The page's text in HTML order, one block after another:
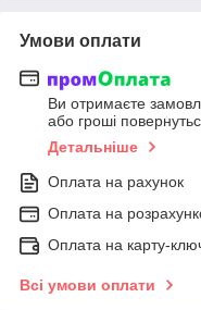
Умови оплати
Ви отримаєте
або гроші
Детальніше
Оплата на рахунок
Оплата на
Оплата на карту-
Всі умови оплати